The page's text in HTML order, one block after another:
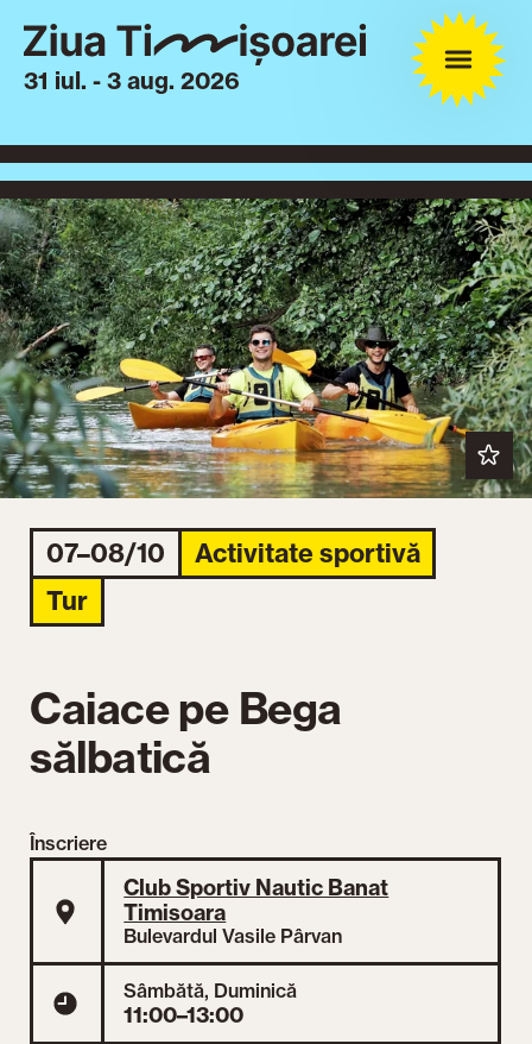
31 iul. - 3 aug. 2026
07–08/10
Activitate sportivă
Tur
Caiace pe Bega
sălbatică
Înscriere
Club Sportiv Nautic Banat
Timisoara
Bulevardul Vasile Pârvan
Sâmbătă, Duminică
11:00–13:00